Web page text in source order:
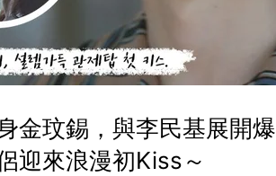
金玟錫，與李民基展開爆
迎來浪漫初Kiss～